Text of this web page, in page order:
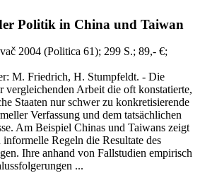
Politik in China und Taiwan
2004 (Politica 61); 299 S.; 89,- €;
M. Friedrich, H. Stumpfeldt. - Die
vergleichenden Arbeit die oft konstatierte,
Staaten nur schwer zu konkretisierende
Verfassung und dem tatsächlichen
Am Beispiel Chinas und Taiwans zeigt
Regeln die Resultate des
Ihre anhand von Fallstudien empirisch
...